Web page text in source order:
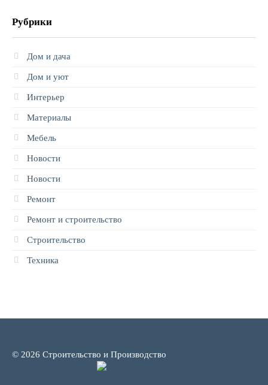
Рубрики
Дом и дача
Дом и уют
Интерьер
Материалы
Мебель
Новости
Новости
Ремонт
Ремонт и строительство
Строительство
Техника
© 2026 Строительство и Производство